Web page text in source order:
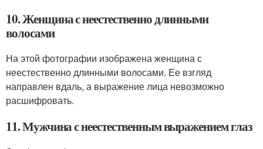
10. Женщина с неестественно длинными
волосами
На этой фотографии изображена женщина с
неестественно длинными волосами. Ее взгляд
направлен вдаль, а выражение лица невозможно
расшифровать.
11. Мужчина с неестественным выражением глаз